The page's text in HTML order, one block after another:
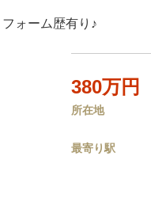
ォーム歴有り♪
380万円
所在地
最寄り駅